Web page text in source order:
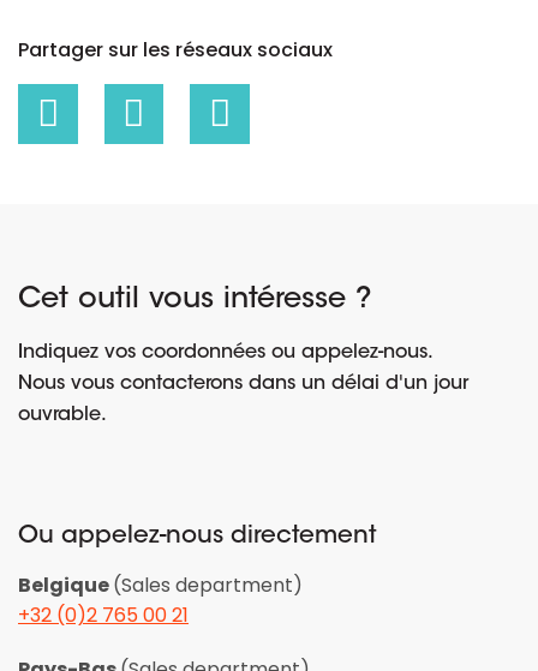
Partager sur les réseaux sociaux
Cet outil vous intéresse ?
Indiquez vos coordonnées ou appelez-nous.
Nous vous contacterons dans un délai d'un jour
ouvrable.
Ou appelez-nous directement
Belgique(Sales department)
+32 (0)2 765 00 21